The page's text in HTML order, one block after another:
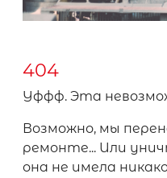
404
Уффф. Эта
Возможно, мы
ремонте... Или
она не имела